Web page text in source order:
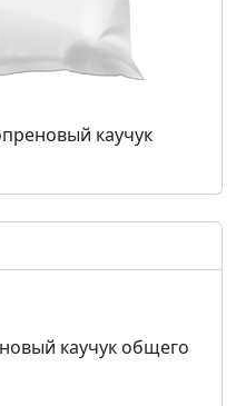
каучук
каучук общего